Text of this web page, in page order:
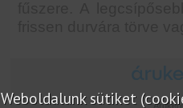
Weboldalunk sütiket